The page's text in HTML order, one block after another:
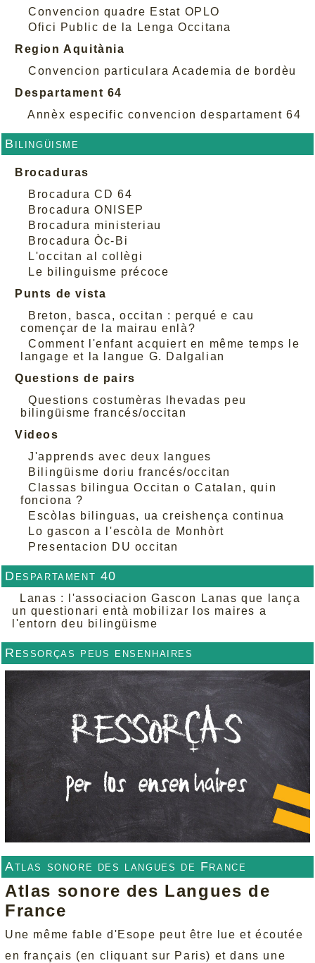
Convencion quadre Estat OPLO
Ofici Public de la Lenga Occitana
Region Aquitània
Convencion particulara Academia de bordèu
Despartament 64
Annèx especific convencion despartament 64
Bilingüisme
Brocaduras
Brocadura CD 64
Brocadura ONISEP
Brocadura ministeriau
Brocadura Òc-Bi
L'occitan al collègi
Le bilinguisme précoce
Punts de vista
Breton, basca, occitan : perqué e cau
començar de la mairau enlà?
Comment l'enfant acquiert en même temps le
langage et la langue G. Dalgalian
Questions de pairs
Questions costumèras lhevadas peu
bilingüisme francés/occitan
Videos
J'apprends avec deux langues
Bilingüisme doriu francés/occitan
Classas bilingua Occitan o Catalan, quin
fonciona ?
Escòlas bilinguas, ua creishença continua
Lo gascon a l'escòla de Monhòrt
Presentacion DU occitan
Despartament 40
Lanas : l'associacion Gascon Lanas que lança
un questionari entà mobilizar los maires a
l'entorn deu bilingüisme
Ressorças peus ensenhaires
Atlas sonore des langues de France
Atlas sonore des Langues de
France
Une même fable d'Esope peut être lue et écoutée
en français (en cliquant sur Paris) et dans une